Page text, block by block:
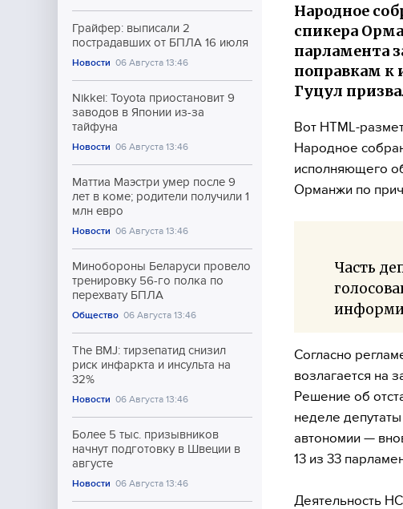
Грайфер: выписали 2
пострадавших от БПЛА 16 июля
Новости 06 Августа 13:46
Nikkei: Toyota приостановит 9
заводов в Японии из-за
тайфуна
Новости 06 Августа 13:46
Маттиа Маэстри умер после 9
лет в коме; родители получили 1
млн евро
Новости 06 Августа 13:46
Минобороны Беларуси провело
тренировку 56-го полка по
перехвату БПЛА
Общество 06 Августа 13:46
The BMJ: тирзепатид снизил
риск инфаркта и инсульта на
32%
Новости 06 Августа 13:46
Более 5 тыс. призывников
начнут подготовку в Швеции в
августе
Новости 06 Августа 13:46
Народное
спикера
парламента
поправкам к
Гуцул
Вот HTML-
Народное
исполняющего
Орманжи по
Часть
Согласно
возлагается на
Решение об
неделе
автономии —
13 из 33
Деятельность